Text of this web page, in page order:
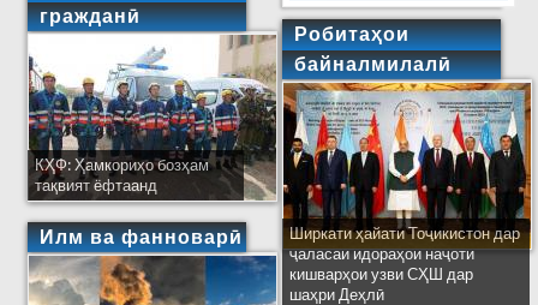
гражданӣ
КҲФ: Ҳамкориҳо бозҳам
тақвият ёфтаанд
Илм ва фанноварӣ
Робитаҳои
байналмилалӣ
Ширкати ҳайати Тоҷикистон дар
ҷаласаи идораҳои наҷоти
кишварҳои узви СҲШ дар
шаҳри Деҳлӣ